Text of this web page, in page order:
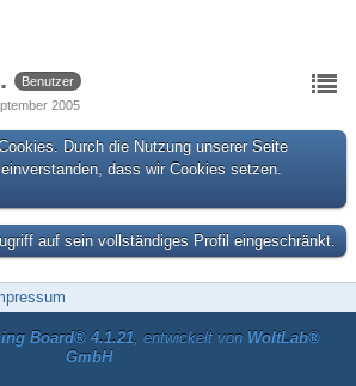
Benutzer
2005
Durch die Nutzung unserer Seite
dass wir Cookies setzen.
auf sein vollständiges Profil eingeschränkt.
Board® 4.1.21, entwickelt von WoltLab®
GmbH